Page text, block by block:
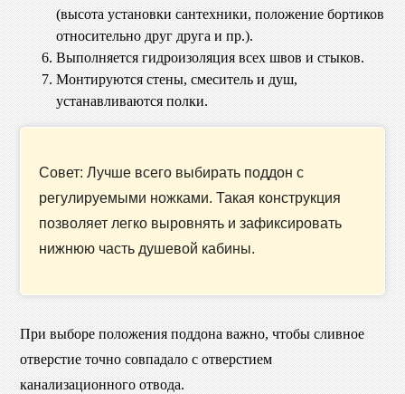
(высота установки сантехники, положение бортиков
относительно друг друга и пр.).
Выполняется гидроизоляция всех швов и стыков.
Монтируются стены, смеситель и душ,
устанавливаются полки.
Совет: Лучше всего выбирать поддон с
регулируемыми ножками. Такая конструкция
позволяет легко выровнять и зафиксировать
нижнюю часть душевой кабины.
При выборе положения поддона важно, чтобы сливное
отверстие точно совпадало с отверстием
канализационного отвода.